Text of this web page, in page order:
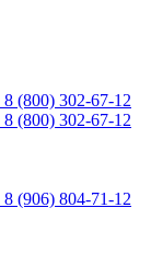
8 (800) 302-67-12
8 (800) 302-67-12
8 (906) 804-71-12